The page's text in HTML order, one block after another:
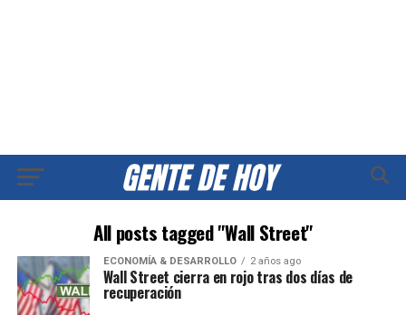
All posts tagged "Wall Street"
ECONOMÍA & DESARROLLO 2 años ago
Wall Street cierra en rojo tras dos días de
recuperación